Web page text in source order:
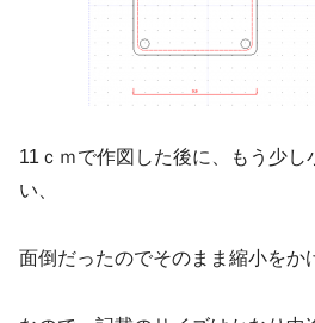
11ｃｍで作図した後に、もう少し
い、
面倒だったのでそのまま縮小をか